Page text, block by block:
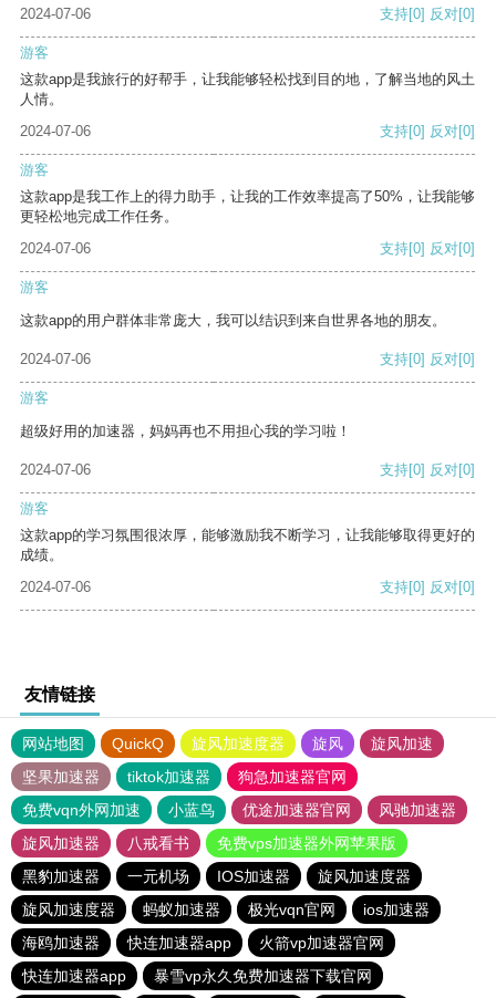
2024-07-06
支持[0] 反对[0]
游客
这款app是我旅行的好帮手，让我能够轻松找到目的地，了解当地的风土
人情。
2024-07-06
支持[0] 反对[0]
游客
这款app是我工作上的得力助手，让我的工作效率提高了50%，让我能够
更轻松地完成工作任务。
2024-07-06
支持[0] 反对[0]
游客
这款app的用户群体非常庞大，我可以结识到来自世界各地的朋友。
2024-07-06 支持[0] 反对[0]
游客
超级好用的加速器，妈妈再也不用担心我的学习啦！
2024-07-06 支持[0] 反对[0]
游客
这款app的学习氛围很浓厚，能够激励我不断学习，让我能够取得更好的
成绩。
2024-07-06
支持[0] 反对[0]
友情链接
网站地图 QuickQ 旋风加速度器 旋风
旋风加速
坚果加速器
tiktok加速器
狗急加速器官网
免费vqn外网加速
小蓝鸟 优途加速器官网
风驰加速器
旋风加速器
八戒看书
免费vps加速器外网苹果版
黑豹加速器
一元机场 IOS加速器
旋风加速度器
旋风加速度器
蚂蚁加速器 极光vqn官网
ios加速器
海鸥加速器
快连加速器app
火箭vp加速器官网
快连加速器app
暴雪vp永久免费加速器下载官网